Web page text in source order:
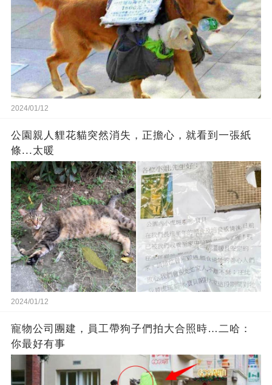
2024/01/12
公園親人貍花貓突然消失，正擔心，就看到一張紙
條...太暖
2024/01/12
寵物公司團建，員工帶狗子們拍大合照時…二哈：
你最好有事